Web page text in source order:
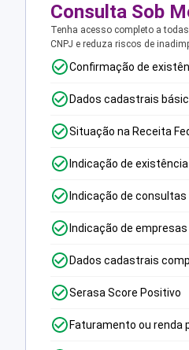
Consulta Sob
Tenha acesso completo a
CNPJ e reduza riscos de
Confirmação de
Dados cadastrais
Situação na Receita
Indicação de
Indicação de
Indicação de
Dados cadastrais
Serasa Score Positivo
Faturamento ou renda